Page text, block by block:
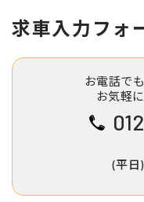
求車入力フォ
お電話で
お気軽
(平日